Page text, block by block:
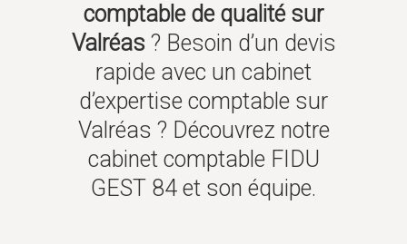
comptable de qualité sur
Valréas? Besoin d’un devis
rapide avec un cabinet
d’expertise comptable sur
Valréas ? Découvrez notre
cabinet comptable FIDU
GEST 84 et son équipe.